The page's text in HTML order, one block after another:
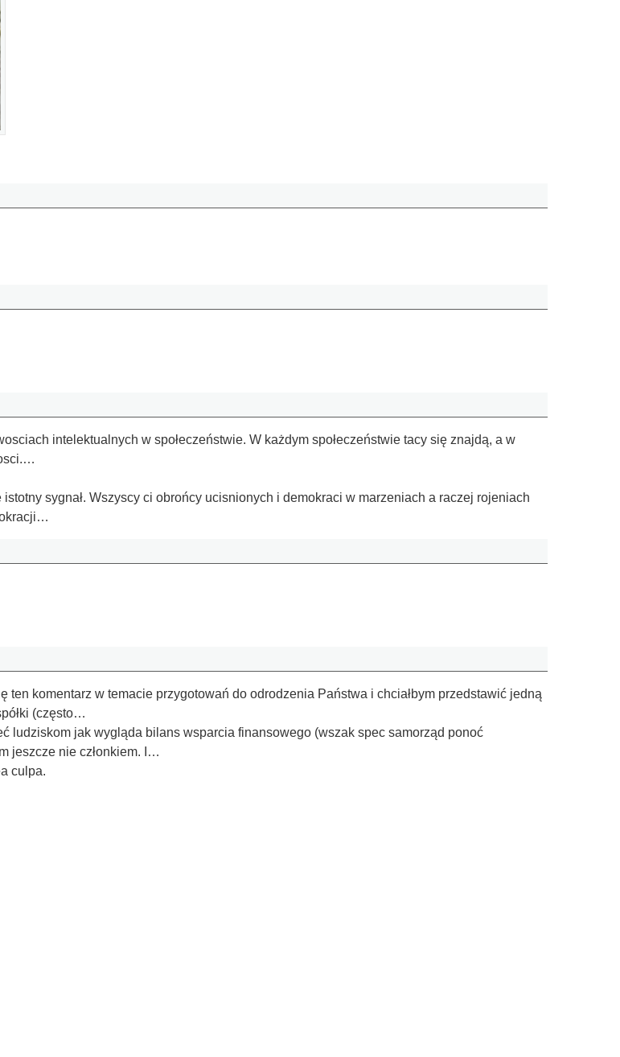
intelektualnych w społeczeństwie. W każdym społeczeństwie tacy się znajdą, a w
sygnał. Wszyscy ci obrońcy ucisnionych i demokraci w marzeniach a raczej rojeniach
ten komentarz w temacie przygotowań do odrodzenia Państwa i chciałbym przedstawić jedną
(często…
ludziskom jak wygląda bilans wsparcia finansowego (wszak spec samorząd ponoć
jeszcze nie członkiem. I…
culpa.